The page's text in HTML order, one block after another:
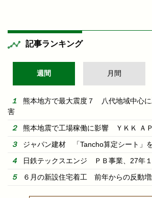
記事ランキング
週間 月間
熊本地方で最大震度７ 八代地域中心
害
熊本地震で工場稼働に影響 ＹＫＫ Ａ
ジャパン建材 「Tancho算定シート」
日鉄テックスエンジ ＰＢ事業、27年
６月の新設住宅着工 前年からの反動増